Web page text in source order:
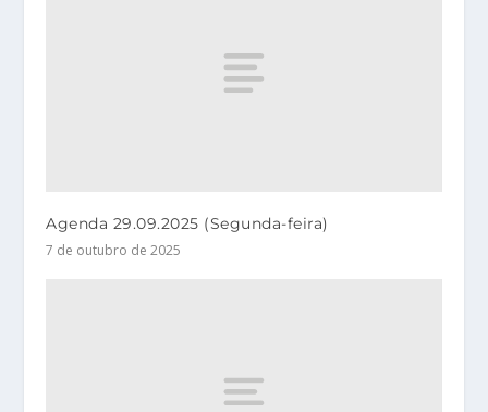
Agenda 29.09.2025 (Segunda-feira)
7 de outubro de 2025